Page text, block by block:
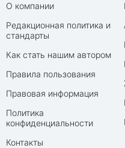
О компании
Редакционная политика и
стандарты
Как стать нашим автором
Правила пользования
Правовая информация
Политика
конфиденциальности
Контакты